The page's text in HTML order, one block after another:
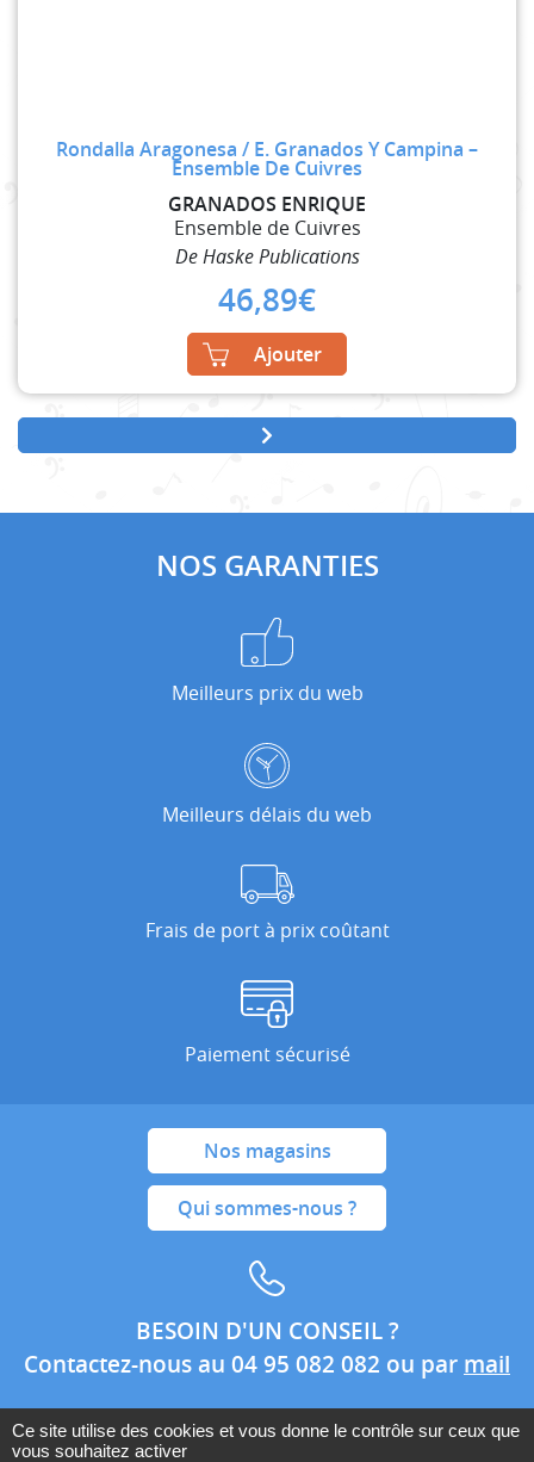
Rondalla Aragonesa / E. Granados Y Campina –
Ensemble De Cuivres
GRANADOS ENRIQUE
Ensemble de Cuivres
De Haske Publications
46,89€
Ajouter
NOS GARANTIES
Meilleurs prix du web
Meilleurs délais du web
Frais de port à prix coûtant
Paiement sécurisé
Nos magasins
Qui sommes-nous ?
BESOIN D'UN CONSEIL ?
Contactez-nous au 04 95 082 082 ou par mail
Ce site utilise des cookies et vous donne le contrôle sur ceux que
vous souhaitez activer